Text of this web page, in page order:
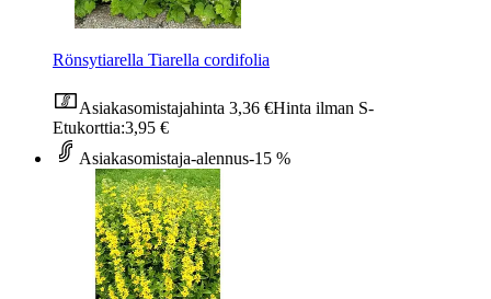
Rönsytiarella Tiarella cordifolia
Asiakasomistajahinta 3,36 €Hinta ilman S-
Etukorttia:3,95 €
Asiakasomistaja-alennus-15 %